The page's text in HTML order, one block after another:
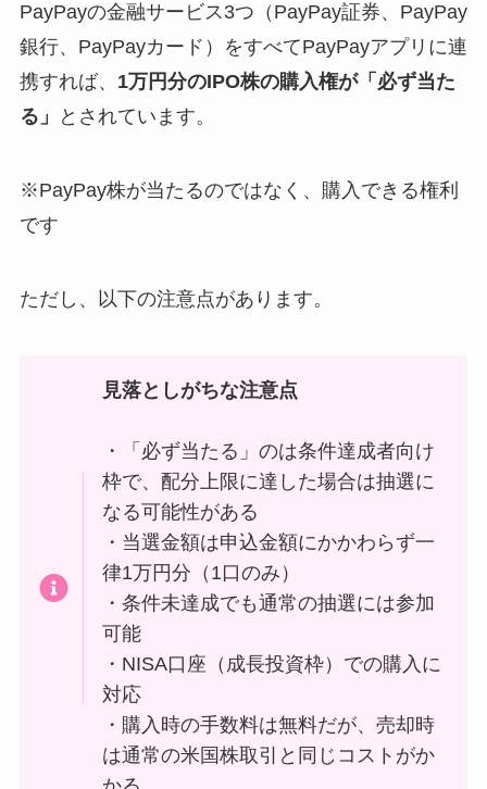
PayPayの金融サービス3つ（PayPay証券、PayPay
銀行、PayPayカード）をすべてPayPayアプリに連
携すれば、 1万円分のIPO株の購入権が「必ず当た
る」
とされています。
※PayPay株が当たるのではなく、購入できる権利
です
ただし、以下の注意点があります。
見落としがちな注意点
・「必ず当たる」のは条件達成者向け
枠で、配分上限に達した場合は抽選に
なる可能性がある
・当選金額は申込金額にかかわらず一
律1万円分（1口のみ）
・条件未達成でも通常の抽選には参加
可能
・NISA口座（成長投資枠）での購入に
対応
・購入時の手数料は無料だが、売却時
は通常の米国株取引と同じコストがか